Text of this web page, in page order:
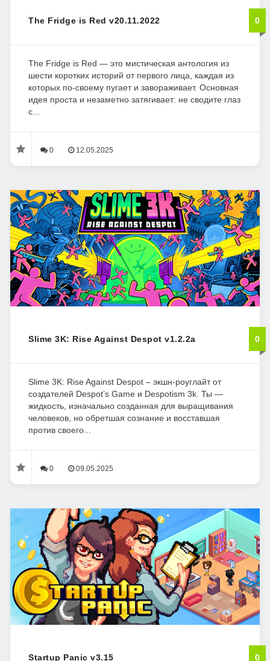
The Fridge is Red v20.11.2022 0
The Fridge is Red — это мистическая антология из
шести коротких историй от первого лица, каждая из
которых по-своему пугает и завораживает. Основная
идея проста и незаметно затягивает: не сводите глаз
с...
0 12.05.2025
Slime 3K: Rise Against Despot v1.2.2a 0
Slime 3K: Rise Against Despot – экшн-роуглайт от
создателей Despot’s Game и Despotism 3k. Ты —
жидкость, изначально созданная для выращивания
человеков, но обретшая сознание и восставшая
против своего...
0 09.05.2025
Startup Panic v3.15 0